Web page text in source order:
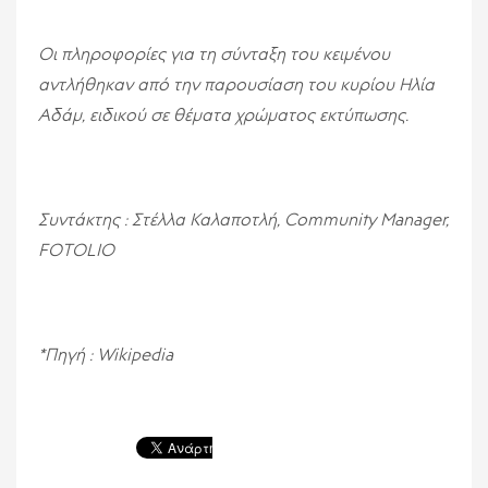
Οι πληροφορίες για τη σύνταξη του κειμένου
αντλήθηκαν από την παρουσίαση του κυρίου Ηλία
Αδάμ, ειδικού σε θέματα χρώματος εκτύπωσης.
Συντάκτης : Στέλλα Καλαποτλή, Community Manager,
FOTOLIO
*Πηγή : Wikipedia